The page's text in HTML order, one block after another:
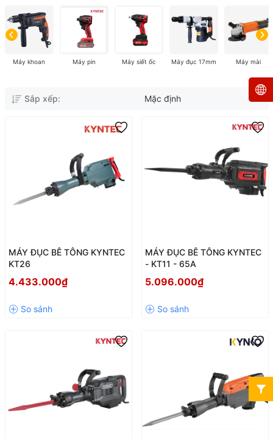
Máy khoan Máy pin Máy siết ốc Máy đục 17mm Máy mài
Sắp xếp: Mặc định
MÁY ĐỤC BÊ TÔNG KYNTEC
KT26
4.433.000₫
MÁY ĐỤC BÊ TÔNG KYNTEC
- KT11 - 65A
5.096.000₫